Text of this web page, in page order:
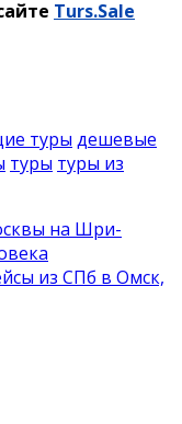
Turs.Sale
туры дешевые
туры туры из
на Шри-
из СПб в Омск,